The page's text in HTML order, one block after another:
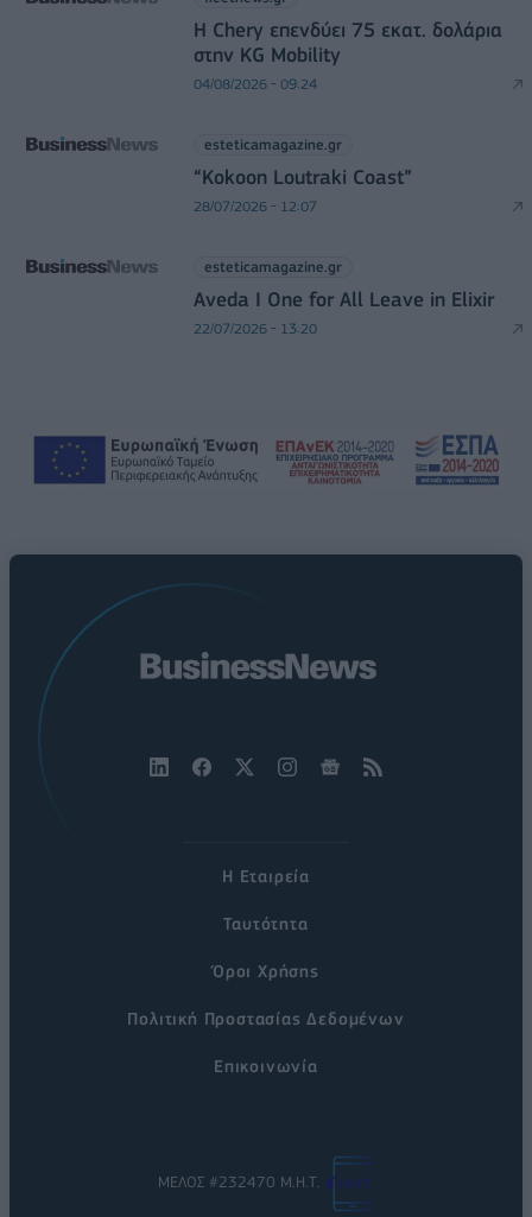
Η Chery επενδύει 75 εκατ. δολάρια
στην KG Mobility
04/08/2026 - 09:24
esteticamagazine.gr
“Kokoon Loutraki Coast”
28/07/2026 - 12:07
esteticamagazine.gr
Aveda I One for All Leave in Elixir
22/07/2026 - 13:20
Η Εταιρεία
Ταυτότητα
Όροι Χρήσης
Πολιτική Προστασίας Δεδομένων
Επικοινωνία
ΜΕΛΟΣ #232470 Μ.Η.Τ.